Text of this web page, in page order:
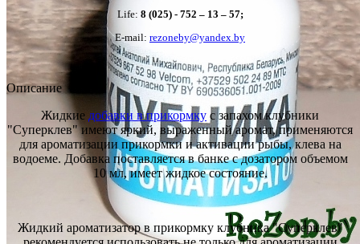
Life: 8 (025) - 752 – 13 – 57;
E-mail: rezoneby@yandex.by
Описание
Жидкие добавки в прикормку с запахом клубники
"Суперклев" имеют яркий, выраженный аромат, применяются
для ароматизации прикормки и активации рыбы, клева на
водоеме. Добавка поставляется в банке с дозатором объемом
10 мл, имеет жидкое состояние.
Жидкий ароматизатор в прикормку клубника "Суперклев"